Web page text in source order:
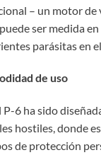
– un motor de
ser medida
parásitas en
de uso
P-6 ha sido
hostiles, donde
de protección